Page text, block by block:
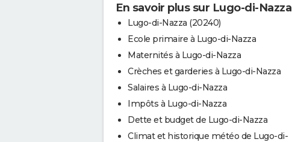
En savoir plus sur Lugo-di-Nazza
Lugo-di-Nazza (20240)
Ecole primaire à Lugo-di-Nazza
Maternités à Lugo-di-Nazza
Crèches et garderies à Lugo-di-Nazza
Salaires à Lugo-di-Nazza
Impôts à Lugo-di-Nazza
Dette et budget de Lugo-di-Nazza
Climat et historique météo de Lugo-di-